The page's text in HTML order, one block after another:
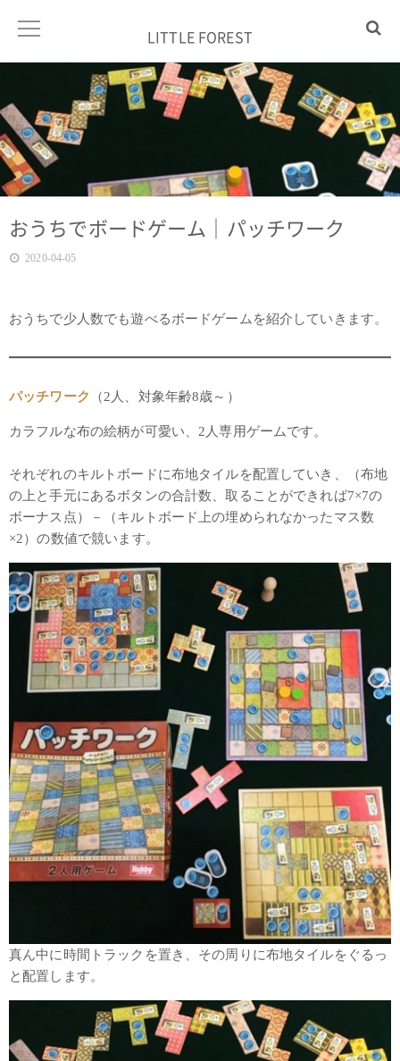
LITTLE FOREST
おうちでボードゲーム｜パッチワーク
2020-04-05
おうちで少人数でも遊べるボードゲームを紹介していきます。
パッチワーク （2人、対象年齢8歳～）
カラフルな布の絵柄が可愛い、2人専用ゲームです。
それぞれのキルトボードに布地タイルを配置していき、（布地
の上と手元にあるボタンの合計数、取ることができれば7×7の
ボーナス点）－（キルトボード上の埋められなかったマス数
×2）の数値で競います。
真ん中に時間トラックを置き、その周りに布地タイルをぐるっ
と配置します。